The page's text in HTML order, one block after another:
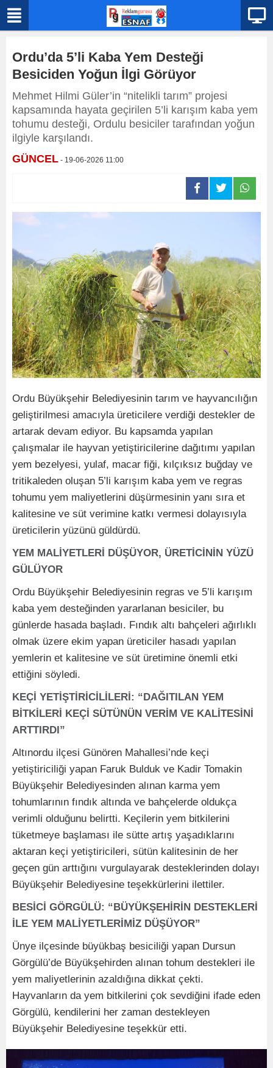
Ordu’da 5’li Kaba Yem Desteği
Besiciden Yoğun İlgi Görüyor
Mehmet Hilmi Güler’in “nitelikli tarım” projesi
kapsamında hayata geçirilen 5’li karışım kaba yem
tohumu desteği, Ordulu besiciler tarafından yoğun
ilgiyle karşılandı.
GÜNCEL - 19-06-2026 11:00
Ordu Büyükşehir Belediyesinin tarım ve hayvancılığın
geliştirilmesi amacıyla üreticilere verdiği destekler de
artarak devam ediyor. Bu kapsamda yapılan
çalışmalar ile hayvan yetiştiricilerine dağıtımı yapılan
yem bezelyesi, yulaf, macar fiği, kılçıksız buğday ve
tritikaleden oluşan 5’li karışım kaba yem ve regras
tohumu yem maliyetlerini düşürmesinin yanı sıra et
kalitesine ve süt verimine katkı vermesi dolayısıyla
üreticilerin yüzünü güldürdü.
YEM MALİYETLERİ DÜŞÜYOR, ÜRETİCİNİN YÜZÜ
GÜLÜYOR
Ordu Büyükşehir Belediyesinin regras ve 5’li karışım
kaba yem desteğinden yararlanan besiciler, bu
günlerde hasada başladı. Fındık altı bahçeleri ağırlıklı
olmak üzere ekim yapan üreticiler hasadı yapılan
yemlerin et kalitesine ve süt üretimine önemli etki
ettiğini söyledi.
KEÇİ YETİŞTİRİCİLİLERİ: “DAĞITILAN YEM
BİTKİLERİ KEÇİ SÜTÜNÜN VERİM VE KALİTESİNİ
ARTTIRDI”
Altınordu ilçesi Günören Mahallesi’nde keçi
yetiştiriciliği yapan Faruk Bulduk ve Kadir Tomakin
Büyükşehir Belediyesinden alınan karma yem
tohumlarının fındık altında ve bahçelerde oldukça
verimli olduğunu belirtti. Keçilerin yem bitkilerini
tüketmeye başlaması ile sütte artış yaşadıklarını
aktaran keçi yetiştiricileri, sütün kalitesinin de her
geçen gün arttığını vurgulayarak desteklerinden dolayı
Büyükşehir Belediyesine teşekkürlerini ilettiler.
BESİCİ GÖRGÜLÜ: “BÜYÜKŞEHİRİN DESTEKLERİ
İLE YEM MALİYETLERİMİZ DÜŞÜYOR”
Ünye ilçesinde büyükbaş besiciliği yapan Dursun
Görgülü’de Büyükşehirden alınan tohum destekleri ile
yem maliyetlerinin azaldığına dikkat çekti.
Hayvanların da yem bitkilerini çok sevdiğini ifade eden
Görgülü, kendilerini her zaman destekleyen
Büyükşehir Belediyesine teşekkür etti.